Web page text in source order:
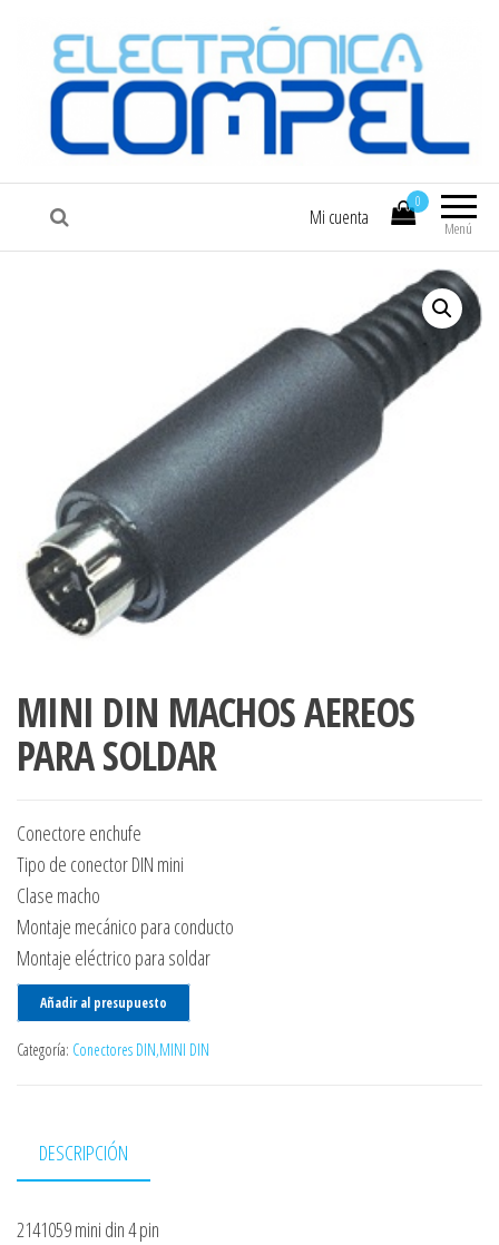
COMPEL Electrónica COMPEL
Menú
0
Mi cuenta
MINI DIN MACHOS AEREOS
PARA SOLDAR
Conectore enchufe
Tipo de conector DIN mini
Clase macho
Montaje mecánico para conducto
Montaje eléctrico para soldar
Añadir al presupuesto
Categoría: Conectores DIN,MINI DIN
DESCRIPCIÓN
2141059 mini din 4 pin